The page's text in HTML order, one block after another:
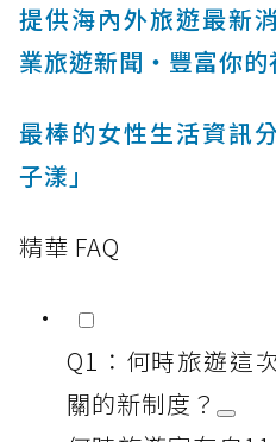
提供海內外旅遊最新
業旅遊新聞‧豐富你的
最棒的女性生活資訊
子漾」
精華 FAQ
Q1：何時旅遊這
關的新制度？